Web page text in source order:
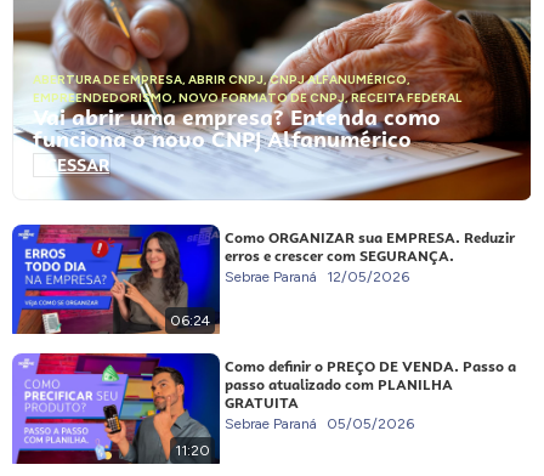
ABERTURA DE EMPRESA, ABRIR CNPJ,CNPJ ALFANUMÉRICO,
EMPREENDEDORISMO, NOVO FORMATO DE CNPJ,RECEITA FEDERAL
Vai abrir uma empresa? Entenda como
funciona o novo CNPJ Alfanumérico
ACESSAR
06:24
Como ORGANIZAR sua EMPRESA. Reduzir
erros e crescer com SEGURANÇA.
Sebrae Paraná 12/05/2026
11:20
Como definir o PREÇO DE VENDA. Passo a
passo atualizado com PLANILHA
GRATUITA
Sebrae Paraná 05/05/2026